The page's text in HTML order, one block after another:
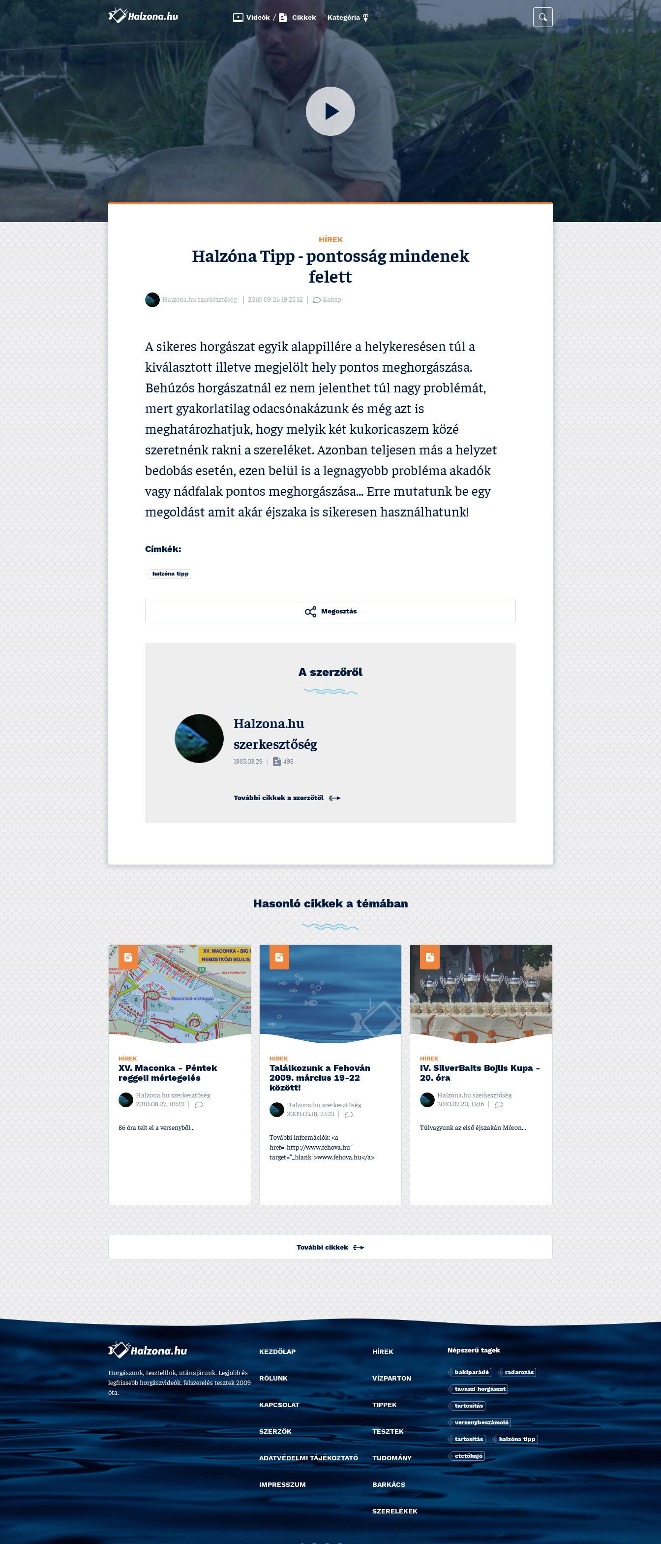
Videók / Cikkek Kategória
HÍREK
Halzóna Tipp - pontosság mindenek
felett
Halzona.hu szerkesztőség 2010-09-26 19:25:32 &nbsp;
A sikeres horgászat egyik alappillére a helykeresésen túl a
kiválasztott illetve megjelölt hely pontos meghorgászása.
Behúzós horgászatnál ez nem jelenthet túl nagy problémát,
mert gyakorlatilag odacsónakázunk és még azt is
meghatározhatjuk, hogy melyik két kukoricaszem közé
szeretnénk rakni a szereléket. Azonban teljesen más a helyzet
bedobás esetén, ezen belül is a legnagyobb probléma akadók
vagy nádfalak pontos meghorgászása... Erre mutatunk be egy
megoldást amit akár éjszaka is sikeresen használhatunk!
Címkék:
halzóna tipp
Megosztás
A szerzőről
Halzona.hu
szerkesztőség
1985.03.29 498
További cikkek aszerzőtől
Hasonló cikkek a témában
HÍREK
XV. Maconka - Péntek
reggeli mérlegelés
Halzona.hu szerkesztőség
2010.08.27, 10:29
86 óra telt el a versenyből...
HÍREK
Találkozunk a Fehován
2009. március 19-22
között!
Halzona.hu szerkesztőség
2009.03.18, 21:23
További információk: <a
href="http://www.fehova.hu"
target="_blank">www.fehova.hu</a>
HÍREK
IV. SilverBaits Bojlis Kupa -
20. óra
Halzona.hu szerkesztőség
2010.07.20, 13:16
Túlvagyunk az első éjszakán Móron...
További cikkek
Horgászunk, tesztelünk, utánajárunk. Legjobb és
legfrissebb horgászvideók, felszerelés tesztek 2009
óta.
KEZDŐLAP
RÓLUNK
KAPCSOLAT
SZERZŐK
ADATVÉDELMI TÁJÉKOZTATÓ
IMPRESSZUM
HÍREK
VÍZPARTON
TIPPEK
TESZTEK
TUDOMÁNY
BARKÁCS
SZERELÉKEK
Népszerű tagek
bakiparádé radarozás
tavaszi horgászat
tartosí­tás
versenybeszámoló
tartosí­tás halzóna tipp
etetőhajó